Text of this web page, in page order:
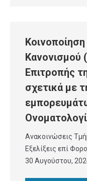
Κανονισμού
Επιτροπής
σχετικά με
Ανακοινώσεις
Εξελίξεις επί
30 Αυγούστου,